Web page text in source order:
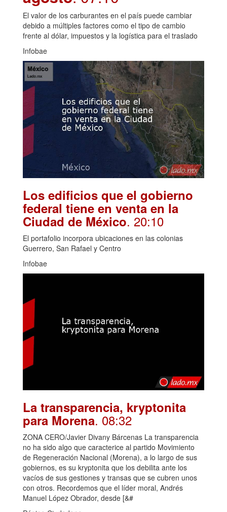
El valor de los carburantes en el país puede cambiar
debido a múltiples factores como el tipo de cambio
frente al dólar, impuestos y la logística para el traslado
Infobae
Los edificios que el gobierno
federal tiene en venta en la
Ciudad de México. 20:10
El portafolio incorpora ubicaciones en las colonias
Guerrero, San Rafael y Centro
Infobae
La transparencia, kryptonita
para Morena. 08:32
ZONA CERO/Javier Divany Bárcenas La transparencia
no ha sido algo que caracterice al partido Movimiento
de Regeneración Nacional (Morena), a lo largo de sus
gobiernos, es su kryptonita que los debilita ante los
vacíos de sus gestiones y transas que se cubren unos
con otros. Recordemos que el líder moral, Andrés
Manuel López Obrador, desde [&#